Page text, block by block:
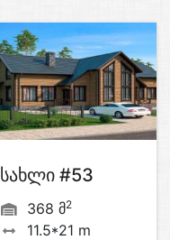
სახლი #53
368 მ2
11.5*21 m